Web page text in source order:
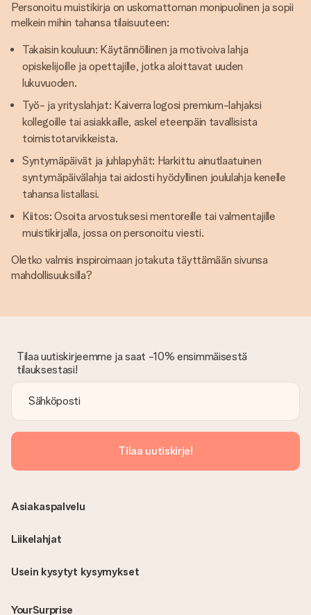
Personoitu muistikirja on uskomattoman monipuolinen ja sopii
melkein mihin tahansa tilaisuuteen:
Takaisin kouluun: Käytännöllinen ja motivoiva lahja
opiskelijoille ja opettajille, jotka aloittavat uuden
lukuvuoden.
Työ- ja yrityslahjat: Kaiverra logosi premium-lahjaksi
kollegoille tai asiakkaille, askel eteenpäin tavallisista
toimistotarvikkeista.
Syntymäpäivät ja juhlapyhät: Harkittu ainutlaatuinen
syntymäpäivälahja tai aidosti hyödyllinen joululahja kenelle
tahansa listallasi.
Kiitos: Osoita arvostuksesi mentoreille tai valmentajille
muistikirjalla, jossa on personoitu viesti.
Oletko valmis inspiroimaan jotakuta täyttämään sivunsa
mahdollisuuksilla?
Tilaa uutiskirjeemme ja saat -10% ensimmäisestä
tilauksestasi!
Tilaa uutiskirje!
Usein kysytyt kysymykset
YourSurprise
Asiakaspalvelu
Liikelahjat